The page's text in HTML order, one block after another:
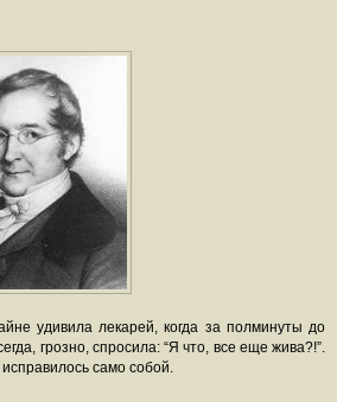
удивила лекарей, когда за полминуты до
грозно, спросила: “Я что, все еще жива?!”.
исправилось само собой.